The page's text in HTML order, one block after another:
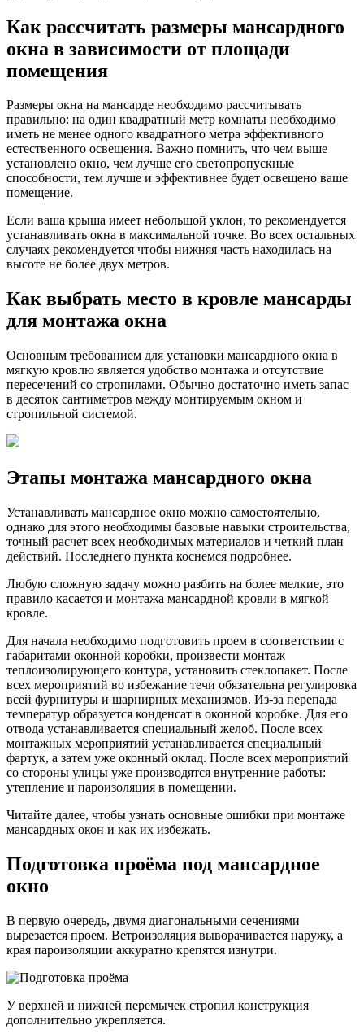
Как рассчитать размеры мансардного
окна в зависимости от площади
помещения
Размеры окна на мансарде необходимо рассчитывать
правильно: на один квадратный метр комнаты необходимо
иметь не менее одного квадратного метра эффективного
естественного освещения. Важно помнить, что чем выше
установлено окно, чем лучше его светопропускные
способности, тем лучше и эффективнее будет освещено ваше
помещение.
Если ваша крыша имеет небольшой уклон, то рекомендуется
устанавливать окна в максимальной точке. Во всех остальных
случаях рекомендуется чтобы нижняя часть находилась на
высоте не более двух метров.
Как выбрать место в кровле мансарды
для монтажа окна
Основным требованием для установки мансардного окна в
мягкую кровлю является удобство монтажа и отсутствие
пересечений со стропилами. Обычно достаточно иметь запас
в десяток сантиметров между монтируемым окном и
стропильной системой.
Этапы монтажа мансардного окна
Устанавливать мансардное окно можно самостоятельно,
однако для этого необходимы базовые навыки строительства,
точный расчет всех необходимых материалов и четкий план
действий. Последнего пункта коснемся подробнее.
Любую сложную задачу можно разбить на более мелкие, это
правило касается и монтажа мансардной кровли в мягкой
кровле.
Для начала необходимо подготовить проем в соответствии с
габаритами оконной коробки, произвести монтаж
теплоизолирующего контура, установить стеклопакет. После
всех мероприятий во избежание течи обязательна регулировка
всей фурнитуры и шарнирных механизмов. Из-за перепада
температур образуется конденсат в оконной коробке. Для его
отвода устанавливается специальный желоб. После всех
монтажных мероприятий устанавливается специальный
фартук, а затем уже оконный оклад. После всех мероприятий
со стороны улицы уже производятся внутренние работы:
утепление и пароизоляция в помещении.
Читайте далее, чтобы узнать основные ошибки при монтаже
мансардных окон и как их избежать.
Подготовка проёма под мансардное
окно
В первую очередь, двумя диагональными сечениями
вырезается проем. Ветроизоляция выворачивается наружу, а
края пароизоляции аккуратно крепятся изнутри.
У верхней и нижней перемычек стропил конструкция
дополнительно укрепляется.